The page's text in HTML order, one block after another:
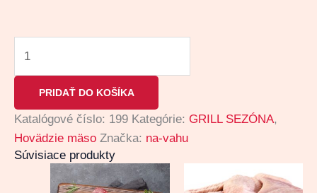
PRIDAŤ DO KOŠÍKA
Katalógové číslo: 199 Kategórie: GRILL SEZÓNA,
Hovädzie mäso Značka: na-vahu
Súvisiace produkty